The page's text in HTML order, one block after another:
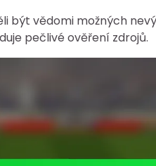
být vědomi možných
pečlivé ověření zdrojů.